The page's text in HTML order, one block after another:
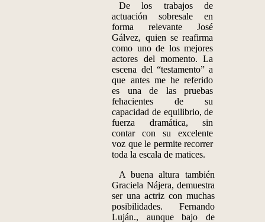
De los trabajos de
actuación sobresale en
forma relevante José
Gálvez, quien se reafirma
como uno de los mejores
actores del momento. La
escena del “testamento” a
que antes me he referido
es una de las pruebas
fehacientes de su
capacidad de equilibrio, de
fuerza dramática, sin
contar con su excelente
voz que le permite recorrer
toda la escala de matices.
A buena altura también
Graciela Nájera, demuestra
ser una actriz con muchas
posibilidades. Fernando
Luján., aunque bajo de